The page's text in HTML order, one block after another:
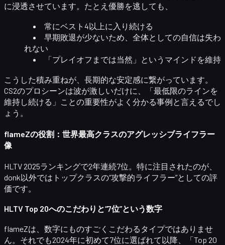
に浸透させています。たとえ優勝を逃しても、
常にベスト4以上に入り続ける
早期敗退が少ないため、全体としての自信は失わ
れない
「プレイオフまでは当然」というマインドを維持
こうした積み重ねが、長期的な安定感に繋がっています。
CS2のプロシーンは波が激しいだけに、
「最低限のラインを
維持し続ける」 ことの重要性がよく分かる事例と言えるでし
ょう。
flameZの役割：世界最高クラスのアグレッシブライフラー
像
HLTV 2025ランキングで2年連続7位。特に注目されたのが、
donk以外ではトップクラスの“攻撃的ライフラー”としての評
価です。
HLTV Top 20へのこだわりと“7位”という数字
flameZは、数字にものすごくこだわるタイプではありませ
ん。それでも2024年に初めて7位に選ばれて以降、「Top 20